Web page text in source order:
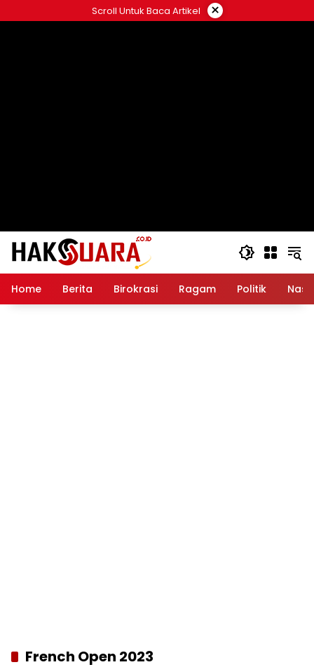
ke
Scroll Untuk Baca Artikel ×
Home Berita Birokrasi Ragam Politik
French Open 2023